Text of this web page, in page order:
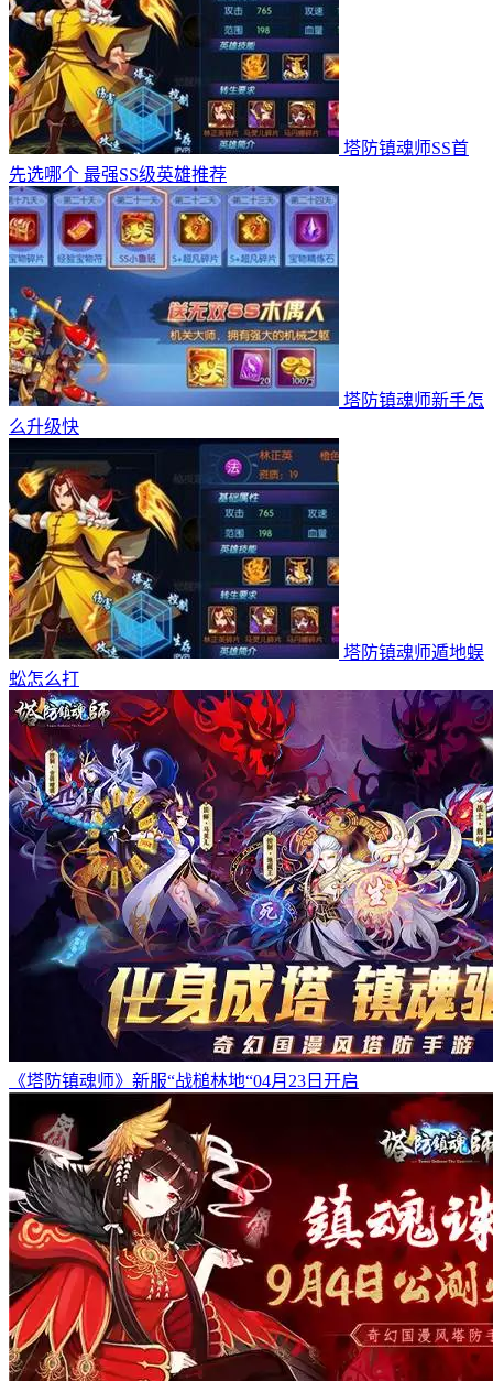
塔防镇魂师SS首
先选哪个 最强SS级英雄推荐
塔防镇魂师新手怎
么升级快
塔防镇魂师遁地蜈
蚣怎么打
《塔防镇魂师》新服“战槌林地“04月23日开启